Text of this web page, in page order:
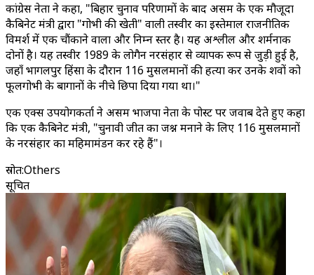
कांग्रेस नेता ने कहा, "बिहार चुनाव परिणामों के बाद असम के एक मौजूदा
कैबिनेट मंत्री द्वारा "गोभी की खेती" वाली तस्वीर का इस्तेमाल राजनीतिक
विमर्श में एक चौंकाने वाला और निम्न स्तर है। यह अश्लील और शर्मनाक
दोनों है। यह तस्वीर 1989 के लोगैन नरसंहार से व्यापक रूप से जुड़ी हुई है,
जहाँ भागलपुर हिंसा के दौरान 116 मुसलमानों की हत्या कर उनके शवों को
फूलगोभी के बागानों के नीचे छिपा दिया गया था।"
एक एक्स उपयोगकर्ता ने असम भाजपा नेता के पोस्ट पर जवाब देते हुए कहा
कि एक कैबिनेट मंत्री, "चुनावी जीत का जश्न मनाने के लिए 116 मुसलमानों
के नरसंहार का महिमामंडन कर रहे हैं"।
स्रोत:Others
सूचित